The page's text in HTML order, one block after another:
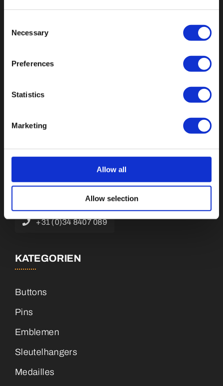
Selection
Necessary
Preferences
Statistics
Marketing
Allow all
Allow selection
Botnische Golf 9a, 3446 CN Woerden,
info@vianenonline.nl
+31 (0)34 8407 089
KATEGORIEN
Buttons
Pins
Emblemen
Sleutelhangers
Medailles